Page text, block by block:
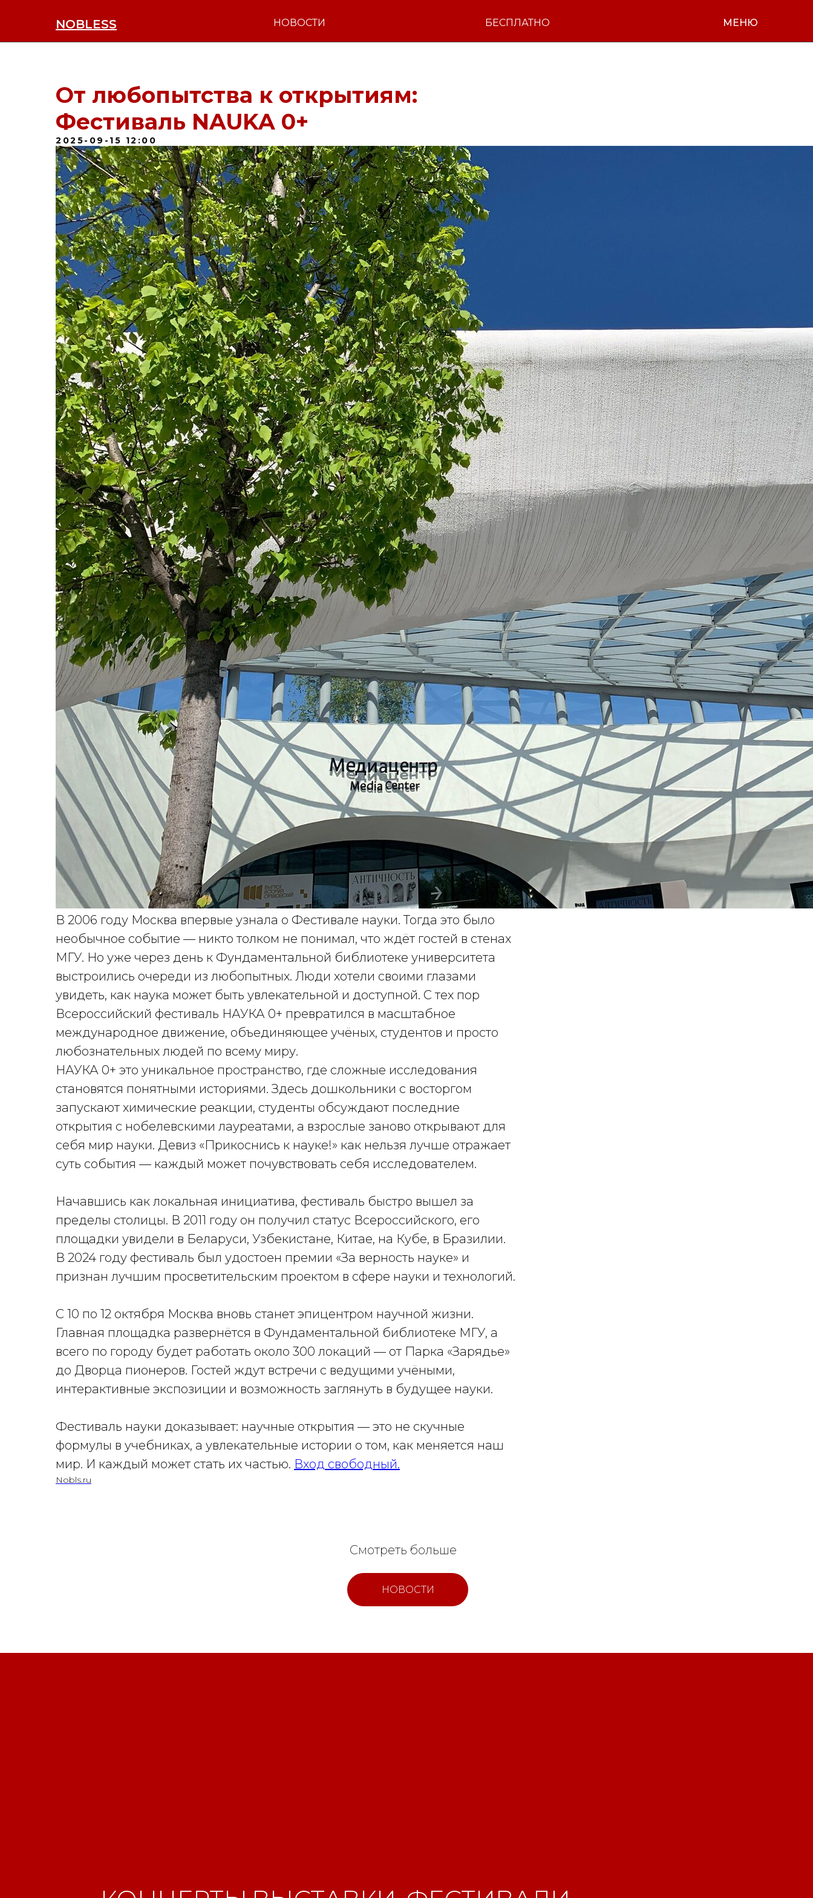
NOBLESS МЕНЮ
НОВОСТИ БЕСПЛАТНО
От любопытства к открытиям:
Фестиваль NAUKA 0+
2025-09-15 12:00
В 2006 году Москва впервые узнала о Фестивале науки. Тогда это было
необычное событие — никто толком не понимал, что ждёт гостей в стенах
МГУ. Но уже через день к Фундаментальной библиотеке университета
выстроились очереди из любопытных. Люди хотели своими глазами
увидеть, как наука может быть увлекательной и доступной. С тех пор
Всероссийский фестиваль НАУКА 0+ превратился в масштабное
международное движение, объединяющее учёных, студентов и просто
любознательных людей по всему миру.
НАУКА 0+ это уникальное пространство, где сложные исследования
становятся понятными историями. Здесь дошкольники с восторгом
запускают химические реакции, студенты обсуждают последние
открытия с нобелевскими лауреатами, а взрослые заново открывают для
себя мир науки. Девиз «Прикоснись к науке!» как нельзя лучше отражает
суть события — каждый может почувствовать себя исследователем.
Начавшись как локальная инициатива, фестиваль быстро вышел за
пределы столицы. В 2011 году он получил статус Всероссийского, его
площадки увидели в Беларуси, Узбекистане, Китае, на Кубе, в Бразилии.
В 2024 году фестиваль был удостоен премии «За верность науке» и
признан лучшим просветительским проектом в сфере науки и технологий.
С 10 по 12 октября Москва вновь станет эпицентром научной жизни.
Главная площадка развернётся в Фундаментальной библиотеке МГУ, а
всего по городу будет работать около 300 локаций — от Парка «Зарядье»
до Дворца пионеров. Гостей ждут встречи с ведущими учёными,
интерактивные экспозиции и возможность заглянуть в будущее науки.
Фестиваль науки доказывает: научные открытия — это не скучные
формулы в учебниках, а увлекательные истории о том, как меняется наш
мир. И каждый может стать их частью. Вход свободный.
Nobls.ru
НОВОСТИ
Смотреть больше